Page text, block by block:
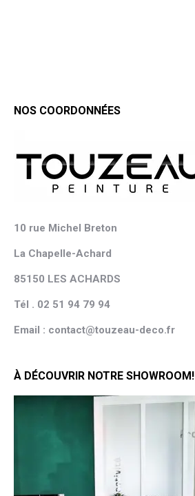
NOS COORDONNÉES
10 rue Michel Breton
La Chapelle-Achard
85150 LES ACHARDS
Tél . 02 51 94 79 94
Email : contact@touzeau-deco.fr
À DÉCOUVRIR NOTRE SHOWROOM!